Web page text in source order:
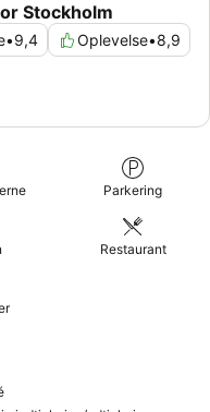
Stockholm
•9,4 Oplevelse•8,9
Parkering
Restaurant